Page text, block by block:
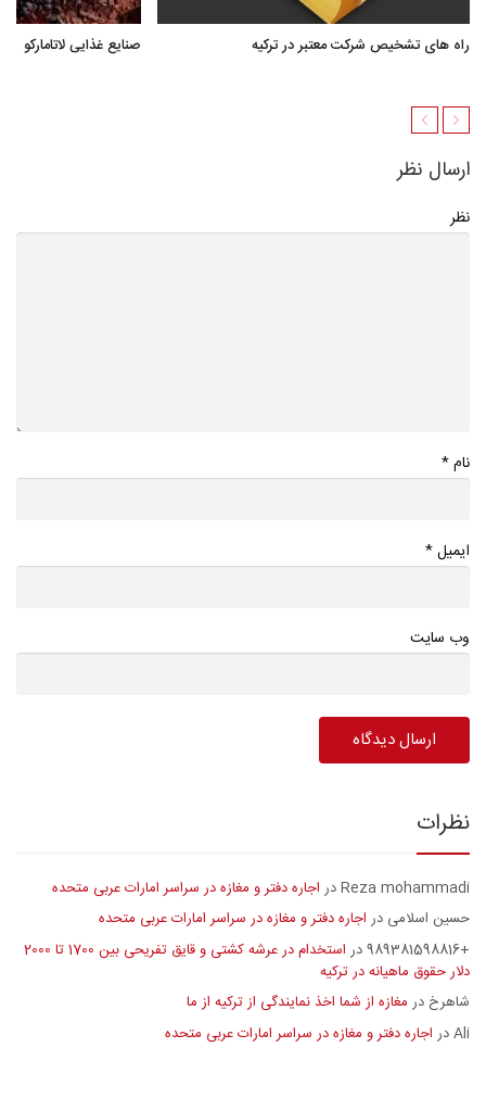
راه های تشخیص شرکت معتبر در ترکیه صنایع غذایی لاتامارکو
ارسال نظر
نظر
نام*
ایمیل*
وب سایت
نظرات
Reza mohammadiدر اجاره دفتر و مغازه در سراسر امارات عربی متحده
حسین اسلامی در اجاره دفتر و مغازه در سراسر امارات عربی متحده
+989381598816
در
استخدام در عرشه کشتی و قایق تفریحی بین 1700 تا 2000
دلار حقوق ماهیانه در ترکیه
شاهرخ در مغازه از شما اخذ نمایندگی از ترکیه از ما
Aliدر اجاره دفتر و مغازه در سراسر امارات عربی متحده